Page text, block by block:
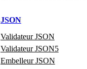
JSON
Validateur JSON
Validateur JSON5
Embelleur JSON